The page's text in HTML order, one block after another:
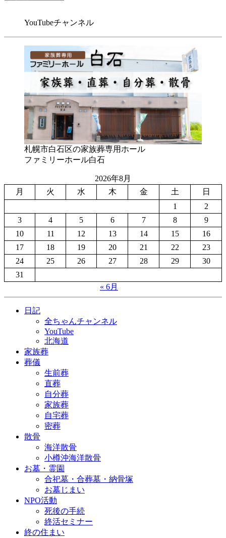
YouTubeチャンネル
札幌市白石区の家族葬専用ホール
ファミリーホール白石
2026年8月
月
火 水 木 金 土
日
1
2
3
4 5 6 7 8
9
10
11 12 13 14 15
16
17
18 19 20 21 22
23
24
25 26 27 28 29
30
31
« 6月
日記
全ちゃんチャンネル
YouTube
北海道
家族葬
葬儀
生前葬
直葬
自分葬
家族葬
自宅葬
密葬
散骨
海洋散骨
小樽沖海洋散骨
お墓・霊園
合祀墓・合葬墓・納骨塚
お墓じまい
NPO活動
死後の手続
終活セミナー
終の住まい